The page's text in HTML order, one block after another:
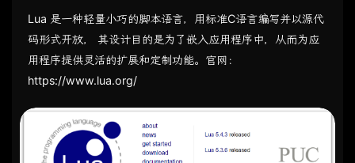
Lua 是一种轻量小巧的脚本语言，用标准C语言编写并以源代
码形式开放， 其设计目的是为了嵌入应用程序中，从而为应
用程序提供灵活的扩展和定制功能。官网：
https://www.lua.org/